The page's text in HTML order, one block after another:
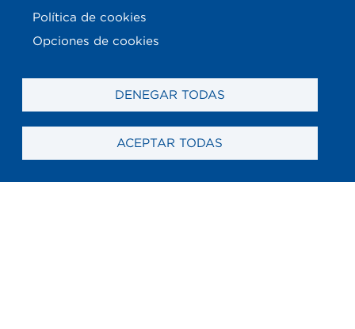
Política de cookies
Opciones de cookies
DENEGAR TODAS
ACEPTAR TODAS